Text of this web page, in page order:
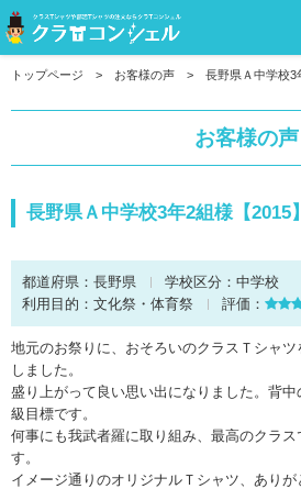
トップページ お客様の声 長野県Ａ中学校3
お客様の声
長野県Ａ中学校3年2組様【2015】
都道府県： 長野県 学校区分： 中学校
利用目的： 文化祭・体育祭 評価：
地元のお祭りに、おそろいのクラスＴシャ
しました。
盛り上がって良い思い出になりました。背
級目標です。
何事にも我武者羅に取り組み、最高のクラス
す。
イメージ通りのオリジナルＴシャツ、ありが